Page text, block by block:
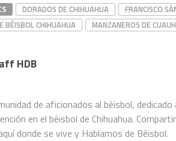
DORADOS DE CHIHUAHUA FRANCISCO
BÉISBOL CHIHUAHUA
MANZANEROS DE
HDB
de aficionados al béisbol,
en el béisbol de Chihuahua.
donde se vive y Hablamos de Béisbol.